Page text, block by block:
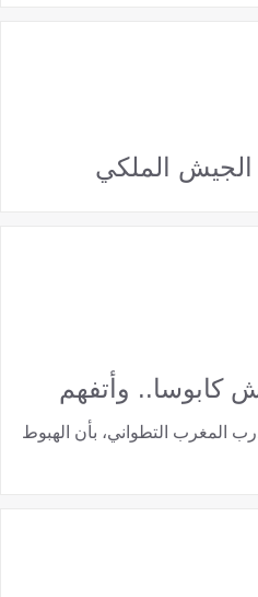
الجيش الملكي
كابوسا.. وأتفهم
المغرب التطواني، بأن الهبوط